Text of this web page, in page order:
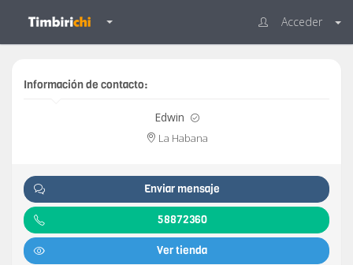
Acceder
Información de contacto:
Edwin
La Habana
Enviar mensaje
58872360
Ver tienda